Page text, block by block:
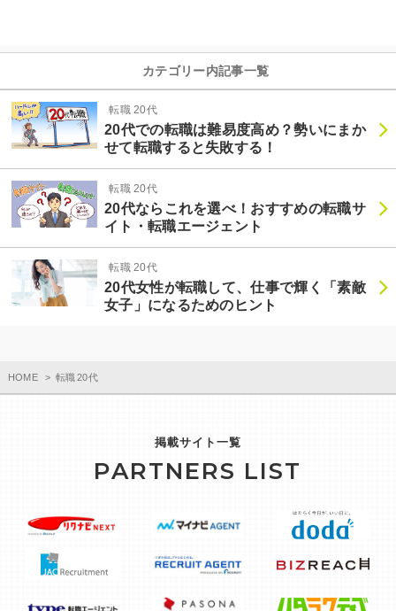
カテゴリー内記事一覧
20代での転職は難易度高め？勢いにまか
せて転職すると失敗する！
転職 20代
20代ならこれを選べ！おすすめの転職サ
イト・転職エージェント
転職 20代
20代女性が転職して、仕事で輝く「素敵
女子」になるためのヒント
転職 20代
HOME 転職 20代
掲載サイト一覧
PARTNERS LIST